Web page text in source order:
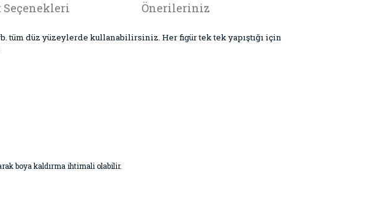
Seçenekleri Önerileriniz
tüm düz yüzeylerde kullanabilirsiniz. Her figür tek tek yapıştığı için
boya kaldırma ihtimali olabilir.